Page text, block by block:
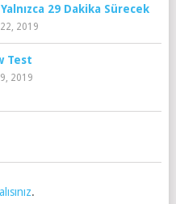
29 Dakika Sürecek
2019
Test
2019
.